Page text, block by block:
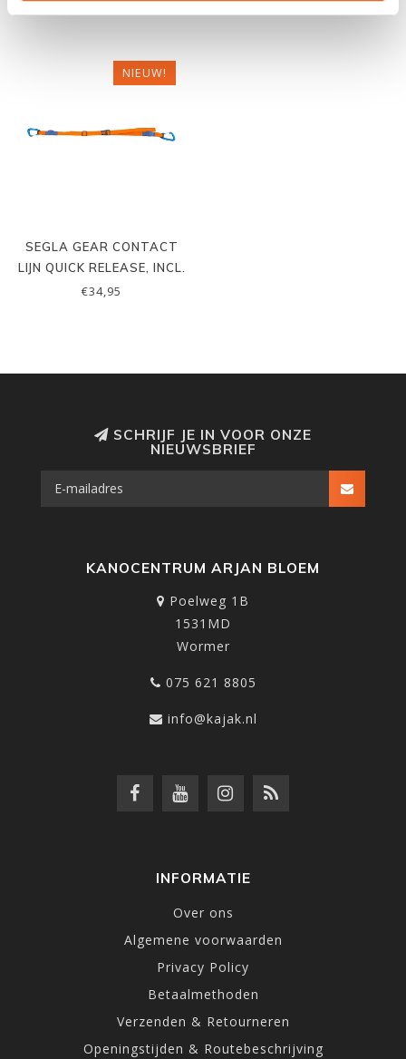
NIEUW!
SEGLA GEAR CONTACT
LIJN QUICK RELEASE, INCL.
KARABINERS
€34,95
SCHRIJF JE IN VOOR ONZE
NIEUWSBRIEF
KANOCENTRUM ARJAN BLOEM
Poelweg 1B
1531MD
Wormer
075 621 8805
info@kajak.nl
INFORMATIE
Over ons
Algemene voorwaarden
Privacy Policy
Betaalmethoden
Verzenden & Retourneren
Openingstijden & Routebeschrijving